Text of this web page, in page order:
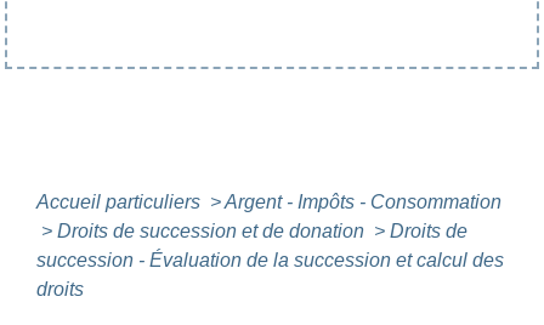
Accueil particuliers >Argent - Impôts - Consommation
> Droits de succession et de donation > Droits de
succession - Évaluation de la succession et calcul des
droits